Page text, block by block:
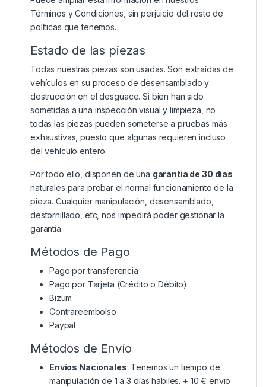
Términos y Condiciones , sin perjuicio del resto de
políticas que tenemos.
Estado de las piezas
Todas nuestras piezas son usadas. Son extraídas de
vehículos en su proceso de desensamblado y
destrucción en el desguace. Si bien han sido
sometidas a una inspección visual y limpieza, no
todas las piezas pueden someterse a pruebas más
exhaustivas, puesto que algunas requieren incluso
del vehículo entero.
Por todo ello, disponen de una garantía de 30 días
naturales para probar el normal funcionamiento de la
pieza. Cualquier manipulación, desensamblado,
destornillado, etc, nos impedirá poder gestionar la
garantía.
Métodos de Pago
Pago por transferencia
Pago por Tarjeta (Crédito o Débito)
Bizum
Contrareembolso
Paypal
Métodos de Envío
Envíos Nacionales: Tenemos un tiempo de
manipulación de 1 a 3 días hábiles. + 10 € envio